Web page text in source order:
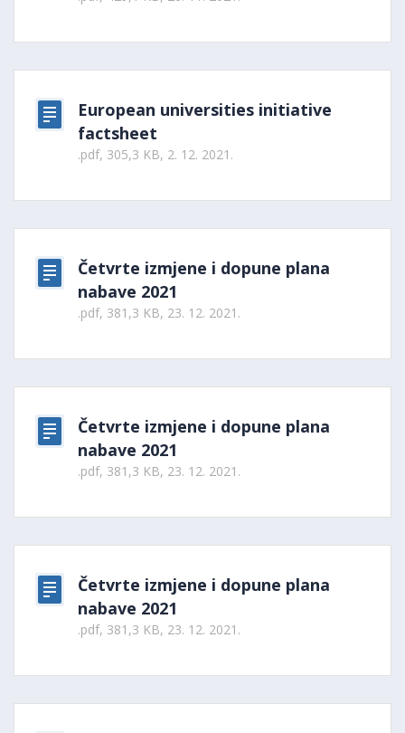
European universities initiative
factsheet
.pdf, 305,3 KB, 2. 12. 2021.
Četvrte izmjene i dopune plana
nabave 2021
.pdf, 381,3 KB, 23. 12. 2021.
Četvrte izmjene i dopune plana
nabave 2021
.pdf, 381,3 KB, 23. 12. 2021.
Četvrte izmjene i dopune plana
nabave 2021
.pdf, 381,3 KB, 23. 12. 2021.